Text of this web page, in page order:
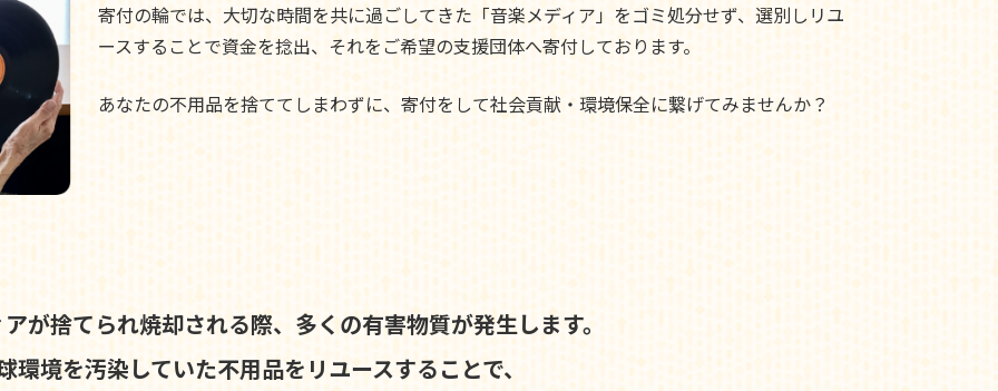
寄付の輪では、大切な時間を共に過ごしてきた「音楽メディア」をゴミ処分せず、選別しリユ
ースすることで資金を捻出、それをご希望の支援団体へ寄付しております。
あなたの不用品を捨ててしまわずに、寄付をして社会貢献・環境保全に繋げてみませんか？
が捨てられ焼却される際、 多くの有害物質が発生します。
環境を汚染していた不用品を リユースすることで、